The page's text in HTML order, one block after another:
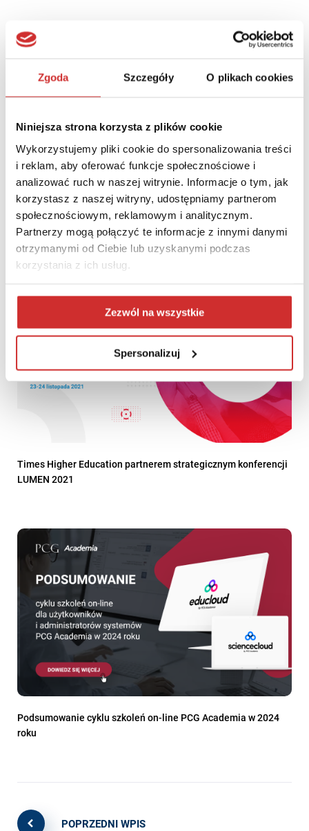
Zgoda Szczegóły O plikach cookies
Niniejsza strona korzysta z plików cookie
Wykorzystujemy pliki cookie do spersonalizowania treści
i reklam, aby oferować funkcje społecznościowe i
analizować ruch w naszej witrynie. Informacje o tym, jak
korzystasz z naszej witryny, udostępniamy partnerom
społecznościowym, reklamowym i analitycznym.
Partnerzy mogą połączyć te informacje z innymi danymi
otrzymanymi od Ciebie lub uzyskanymi podczas
korzystania z ich usług.
Zezwól na wszystkie
Spersonalizuj
LUMEN 2025: The importance of internationalisation from a
ranking’s perspective
Times Higher Education partnerem strategicznym konferencji
LUMEN 2021
Podsumowanie cyklu szkoleń on-line PCG Academia w 2024
roku
POPRZEDNI WPIS